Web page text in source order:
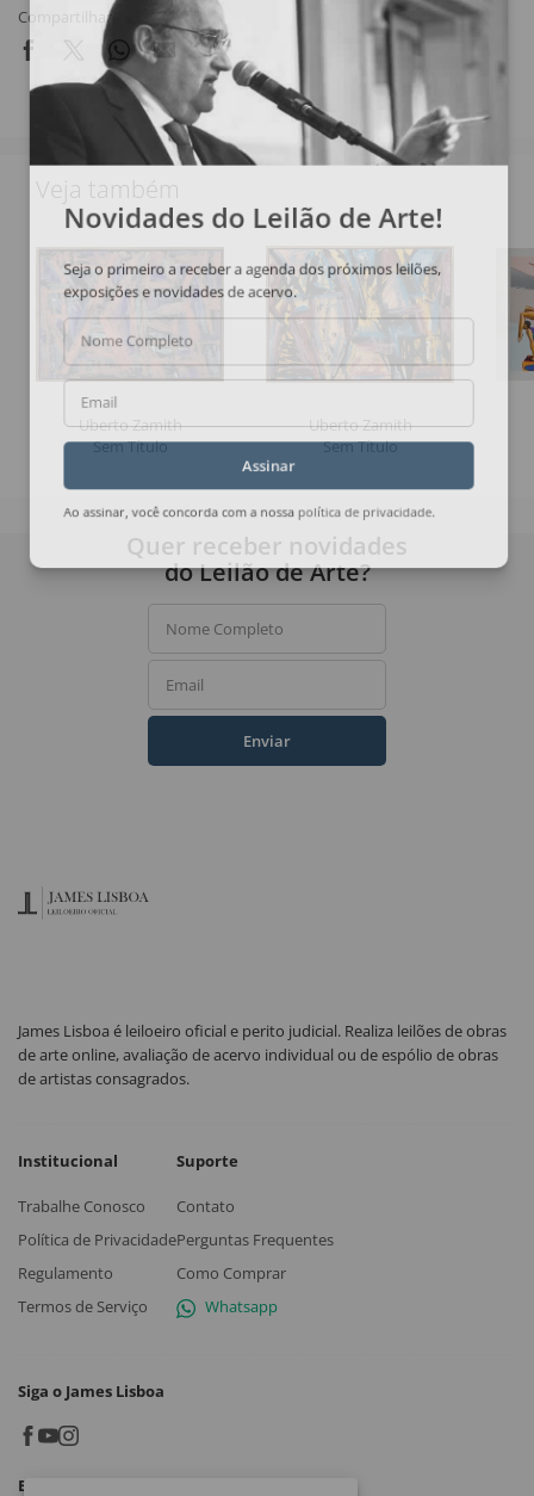
Compartilhar
Veja também
Uberto Zamith
Sem Título
Uberto Zamith
Sem Título
Novidades do Leilão de Arte!
Seja o primeiro a receber a agenda dos próximos leilões,
exposições e novidades de acervo.
Nome Completo
Email
Assinar
Ao assinar, você concorda com a nossapolítica de privacidade
Quer receber novidades
do Leilão de Arte?
Nome Completo
Email
Enviar
James Lisboa é leiloeiro oficial e perito judicial. Realiza leilões de obras
de arte online, avaliação de acervo individual ou de espólio de obras
de artistas consagrados.
Institucional
Trabalhe Conosco
Política de Privacidade
Regulamento
Termos de Serviço
Suporte
Contato
Perguntas Frequentes
Como Comprar
Whatsapp
Siga o James Lisboa
Baixe o App